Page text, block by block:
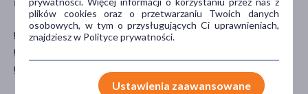
UKŁADY NARZĄDOWE
układ krwionośny
układ nerwowy
układ odpornościowy
PORA STOSOWANIA
na dzień
plików cookies oraz o przetwarzaniu Twoich danych
osobowych, w tym o przysługujących Ci uprawnieniach,
znajdziesz w Polityce prywatności.
Ustawienia zaawansowane